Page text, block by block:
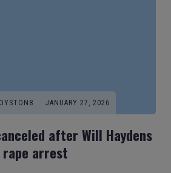
JANUARY 27, 2026
after Will Haydens
rape arrest